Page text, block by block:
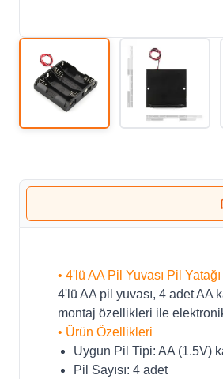
• 4'lü AA Pil Yuvası Pil Yatağı
4'lü AA pil yuvası, 4 adet AA
montaj özellikleri ile
• Ürün Özellikleri
Uygun Pil Tipi: AA (1.5V)
Pil Sayısı: 4 adet